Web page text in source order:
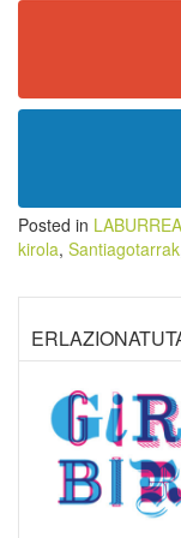
Posted in
kirola, Santiagotarrak